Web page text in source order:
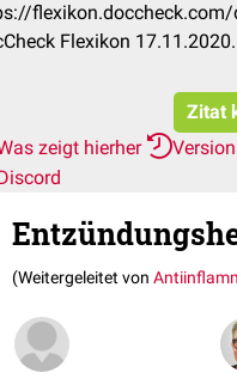
flexikon.doccheck.com/
Flexikon
Zitat
zeigt hierher
(Weitergeleitet von